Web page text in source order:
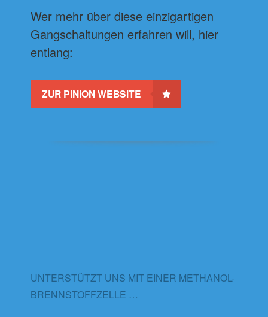
Wer mehr über diese einzigartigen
Gangschaltungen erfahren will, hier
entlang:
ZUR PINION WEBSITE
UNTERSTÜTZT UNS MIT EINER METHANOL-
BRENNSTOFFZELLE …